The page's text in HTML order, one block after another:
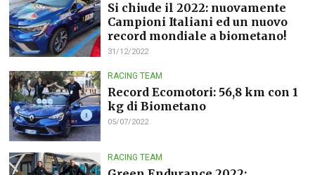
Si chiude il 2022: nuovamente
Campioni Italiani ed un nuovo
record mondiale a biometano!
31/12/2022
RACING TEAM
Record Ecomotori: 56,8 km con 1
kg di Biometano
05/07/2022
RACING TEAM